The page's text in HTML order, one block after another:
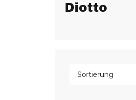
Diotto
Sortierung